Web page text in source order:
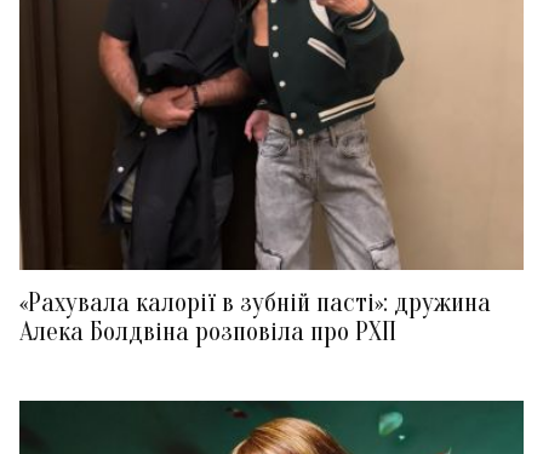
«Рахувала калорії в зубній пасті»: дружина
Алека Болдвіна розповіла про РХП